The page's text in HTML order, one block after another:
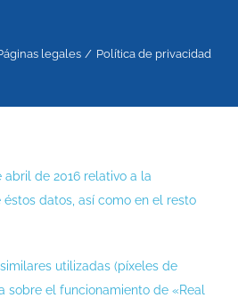
legales Política de privacidad
de 2016 relativo a la
datos, así como en el resto
utilizadas (píxeles de
el funcionamiento de «Real